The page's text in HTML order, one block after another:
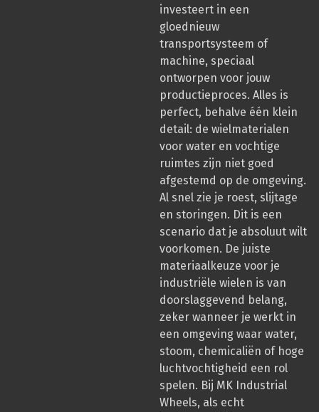
investeert in een
gloednieuw
transportsysteem of
machine, speciaal
ontworpen voor jouw
productieproces. Alles is
perfect, behalve één klein
detail: de wielmaterialen
voor water en vochtige
ruimtes zijn niet goed
afgestemd op de omgeving.
Al snel zie je roest, slijtage
en storingen. Dit is een
scenario dat je absoluut wilt
voorkomen. De juiste
materiaalkeuze voor je
industriële wielen is van
doorslaggevend belang,
zeker wanneer je werkt in
een omgeving waar water,
stoom, chemicaliën of hoge
luchtvochtigheid een rol
spelen. Bij MK Industrial
Wheels, als echt